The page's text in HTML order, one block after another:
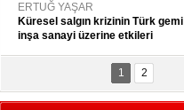
ERTUĞ YAŞAR
Küresel salgın krizinin Türk gemi
inşa sanayi üzerine etkileri
Kpt. MESUT AZMİ GÖKSOY
ithafen...
1 2